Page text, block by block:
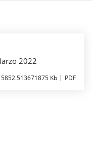
2022
5852.513671875 Kb PDF